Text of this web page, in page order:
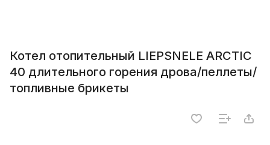
Котел отопительный LIEPSNELE ARCTIC
40 длительного горения дрова/пеллеты/
топливные брикеты